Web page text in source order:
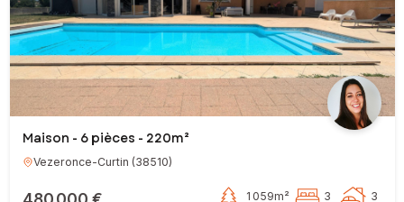
Maison - 6 pièces - 220m²
Vezeronce-Curtin (38510)
1 059m² 3 3